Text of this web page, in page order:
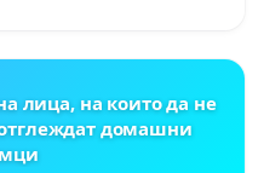
лица, на които да не
домашни